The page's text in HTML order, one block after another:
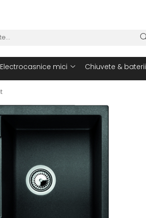
Electrocasnice mici Chiuvete & baterii